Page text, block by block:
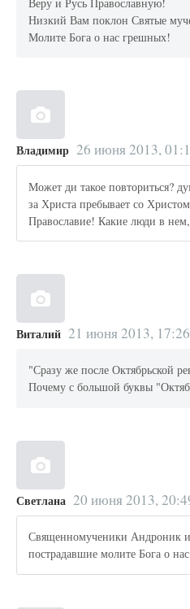
Низкий Вам поклон Святые
Молите Бога о нас грешных!
Владимир 26 июня 2013,
Может ди такое повториться?
за Христа пребывает со
Православие! Какие люди в
Виталий 21 июня 2013, 17:26
"Сразу же после Октябрьской
Почему с большой буквы
Светлана 20 июня 2013,
Священномученики Андроник
пострадавшие молите Бога о